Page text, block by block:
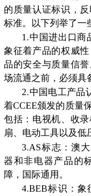
的质量认证标识，
标准。以下列举了一
1.中国进出口商
象征着产品的权威
品的安全与质量信
场流通之前，必须具
2.中国电工产品
着CCEE颁发的质量
包括：电视机、收
扇、电动工具以及低
3.AS标志：澳
器和非电器产品的
障，国际通用。
4.BEB标识：象